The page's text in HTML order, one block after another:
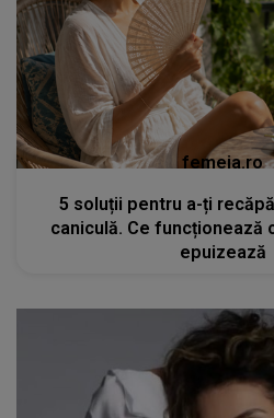
femeia.ro
5 soluții pentru a-ți
caniculă. Ce funcționează
epuizează